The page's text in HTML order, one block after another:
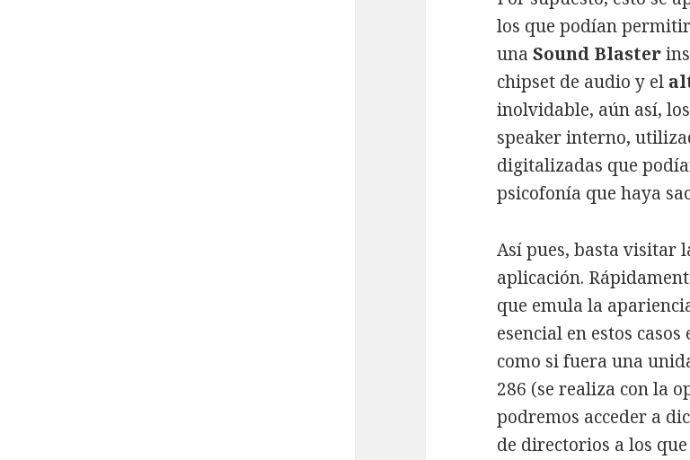
los que podían
unaSound Blaster
chipset de audio y el
inolvidable, aún así,
speaker interno,
digitalizadas que
psicofonía que haya
Así pues, basta visitar
aplicación.
que emula la
esencial en estos
como si fuera una
286 (se realiza con la
podremos acceder a
de directorios a los